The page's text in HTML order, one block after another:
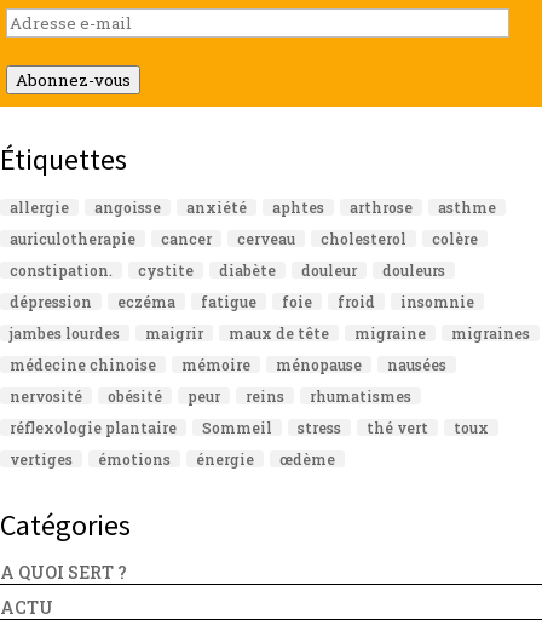
Adresse
e-
mail
Abonnez-vous
Étiquettes
allergie angoisse anxiété aphtes arthrose
asthme
auriculotherapie
cancer cerveau cholesterol
colère
constipation.
cystite diabète douleur
douleurs
dépression
eczéma fatigue foie froid
insomnie
jambes lourdes
maigrir maux de tête migraine
migraines
médecine chinoise
mémoire ménopause
nausées
nervosité
obésité peur reins
rhumatismes
réflexologie plantaire
Sommeil stress thé vert
toux
vertiges
émotions énergie œdème
Catégories
A QUOI SERT ?
ACTU